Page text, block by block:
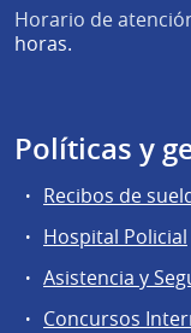
Horario de
horas.
Políticas y
Recibos de
Hospital Policial
Asistencia y
Concursos